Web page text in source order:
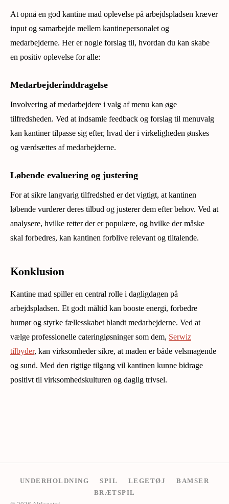
At opnå en god kantine mad oplevelse på arbejdspladsen kræver
input og samarbejde mellem kantinepersonalet og
medarbejderne. Her er nogle forslag til, hvordan du kan skabe
en positiv oplevelse for alle:
Medarbejderinddragelse
Involvering af medarbejdere i valg af menu kan øge
tilfredsheden. Ved at indsamle feedback og forslag til menuvalg
kan kantiner tilpasse sig efter, hvad der i virkeligheden ønskes
og værdsættes af medarbejderne.
Løbende evaluering og justering
For at sikre langvarig tilfredshed er det vigtigt, at kantinen
løbende vurderer deres tilbud og justerer dem efter behov. Ved at
analysere, hvilke retter der er populære, og hvilke der måske
skal forbedres, kan kantinen forblive relevant og tiltalende.
Konklusion
Kantine mad spiller en central rolle i dagligdagen på
arbejdspladsen. Et godt måltid kan booste energi, forbedre
humør og styrke fællesskabet blandt medarbejderne. Ved at
vælge professionelle cateringløsninger som dem, Serwiz
tilbyder, kan virksomheder sikre, at maden er både velsmagende
og sund. Med den rigtige tilgang vil kantinen kunne bidrage
positivt til virksomhedskulturen og daglig trivsel.
UNDERHOLDNING SPIL LEGETØJ
BAMSER
BRÆTSPIL